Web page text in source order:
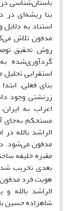
بنا ریشه‌ای در
استناد به
مدفون تلاش
روش تحقیق
گردآوری‌شده
استقرایی
بنای فعلی،
زرتشتی وجود
اعراب به
مستحکم
الراشد بالله
مدفون می‌شود.
مقبره خلیفه
بعدی تخریب
هویت فرد مدفون
الراشد بالله
شاهزاده حسین